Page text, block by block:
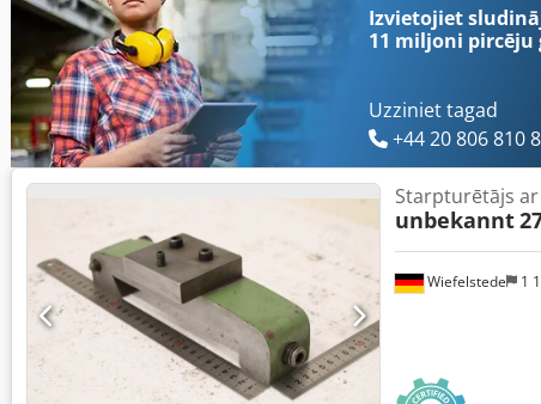
Izvietojiet
11 miljoni pircēju
Uzziniet tagad
+44 20 806 810
Wiefelstede 1
Starpturētājs
unbekannt